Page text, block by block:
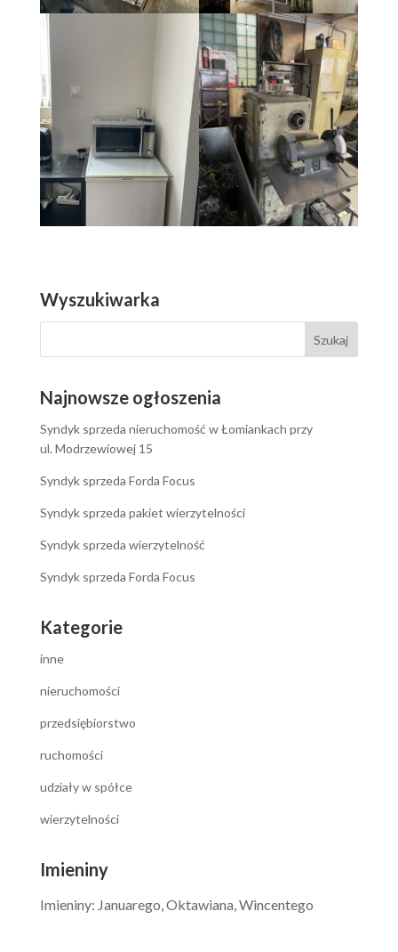
Wyszukiwarka
Najnowsze ogłoszenia
Syndyk sprzeda nieruchomość w Łomiankach przy
ul. Modrzewiowej 15
Syndyk sprzeda Forda Focus
Syndyk sprzeda pakiet wierzytelności
Syndyk sprzeda wierzytelność
Syndyk sprzeda Forda Focus
Kategorie
inne
nieruchomości
przedsiębiorstwo
ruchomości
udziały w spółce
wierzytelności
Imieniny
Imieniny: Januarego,Oktawiana,Wincentego